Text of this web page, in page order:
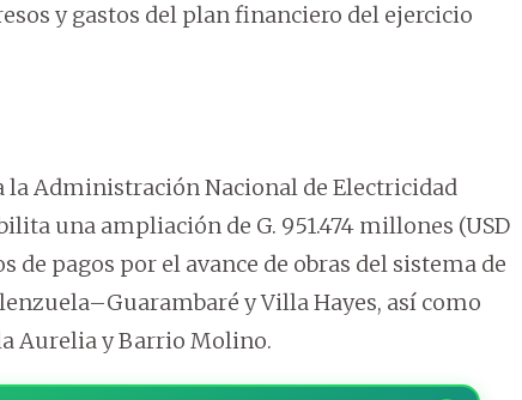
y gastos del plan financiero del ejercicio
Administración Nacional de Electricidad
una ampliación de G. 951.474 millones (USD
de pagos por el avance de obras del sistema de
y Villa Hayes, así como
Aurelia y Barrio Molino.